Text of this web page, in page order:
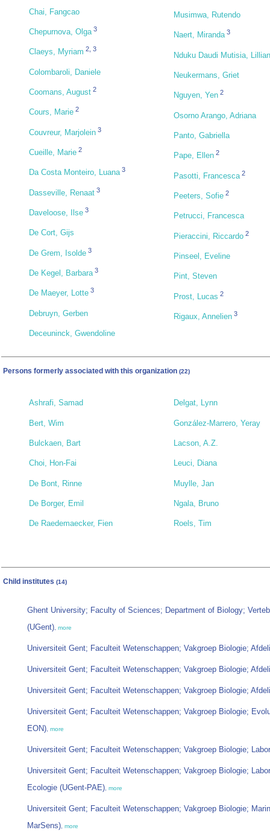
Chai, Fangcao
Chepurnova, Olga 3
Claeys, Myriam 2 3
Colombaroli, Daniele
Coomans, August 2
Cours, Marie 2
Couvreur, Marjolein 3
Cueille, Marie 2
Da Costa Monteiro, Luana 3
Dasseville, Renaat 3
Daveloose, Ilse 3
De Cort, Gijs
De Grem, Isolde 3
De Kegel, Barbara 3
De Maeyer, Lotte 3
Debruyn, Gerben
Deceuninck, Gwendoline
Musimwa, Rutendo
Naert, Miranda 3
Nduku Daudi Mutisia, Lillian
Neukermans, Griet
Nguyen, Yen 2
Osorno Arango, Adriana
Panto, Gabriella
Pape, Ellen 2
Pasotti, Francesca 2
Peeters, Sofie 2
Petrucci, Francesca
Pieraccini, Riccardo 2
Pinseel, Eveline
Pint, Steven
Prost, Lucas 2
Rigaux, Annelien 3
Persons formerly associated with this organization (22)
Ashrafi, Samad
Bert, Wim
Bulckaen, Bart
Choi, Hon-Fai
De Bont, Rinne
De Borger, Emil
De Raedemaecker, Fien
Delgat, Lynn
González-Marrero, Yeray
Lacson, A.Z.
Leuci, Diana
Muylle, Jan
Ngala, Bruno
Roels, Tim
Child institutes (14)
Ghent University; Faculty of Sciences; Department of Biology;
(UGent), more
Universiteit Gent; Faculteit Wetenschappen; Vakgroep Biologie;
Universiteit Gent; Faculteit Wetenschappen; Vakgroep Biologie;
Universiteit Gent; Faculteit Wetenschappen; Vakgroep Biologie;
Universiteit Gent; Faculteit Wetenschappen; Vakgroep Biologie;
EON), more
Universiteit Gent; Faculteit Wetenschappen; Vakgroep Biologie;
Universiteit Gent; Faculteit Wetenschappen; Vakgroep Biologie;
Ecologie (UGent-PAE), more
Universiteit Gent; Faculteit Wetenschappen; Vakgroep Biologie;
MarSens), more